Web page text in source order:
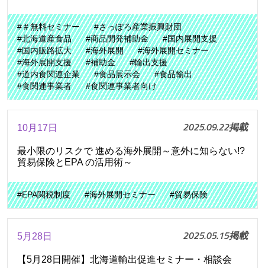
#＃無料セミナー
#さっぽろ産業振興財団
#北海道産食品
#商品開発補助金
#国内展開支援
#国内販路拡大
#海外展開
#海外展開セミナー
#海外展開支援
#補助金
#輸出支援
#道内食関連企業
#食品展示会
#食品輸出
#食関連事業者
#食関連事業者向け
10月17日 2025.09.22掲載
最小限のリスクで 進める海外展開～意外に知らない!?
貿易保険とEPA の活用術～
#EPA関税制度 #海外展開セミナー #貿易保険
5月28日 2025.05.15掲載
【5月28日開催】北海道輸出促進セミナー・相談会